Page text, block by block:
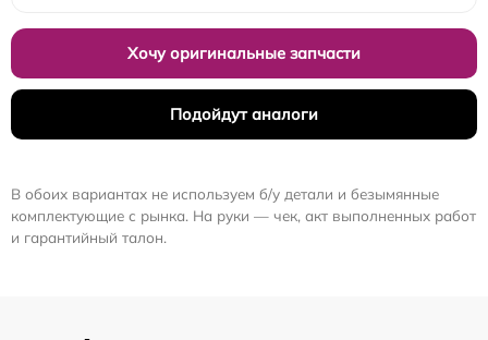
Хочу оригинальные запчасти
Подойдут аналоги
В обоих вариантах не используем б/у детали и безымянные
комплектующие с рынка. На руки — чек, акт выполненных работ
и гарантийный талон.